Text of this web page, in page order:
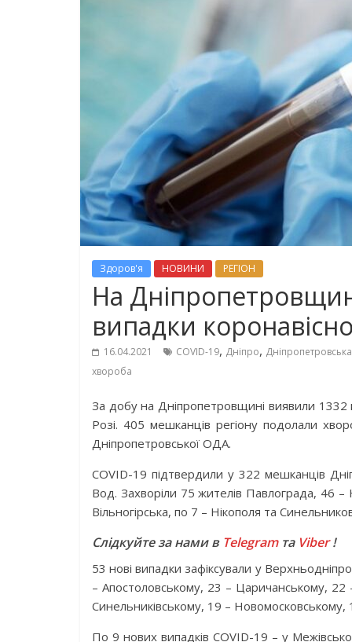
Здоров'я НОВИНИ РЕГІОН
На
випадки
16.04.2021 COVID-19, Дніпро,
хвороба
За добу на Дніпропетровщині виявили 1332
Розі. 405 мешканців регіону подолали
Дніпропетровської ОДА.
COVID-19 підтвердили у 322 мешканців
Вод. Захворіли 75 жителів Павлограда, 46
Вільногірська, по 7 – Нікополя та
Слідкуйте за нами в Telegramта Viber!
53 нові випадки зафіксували у
– Апостоловському, 23 – Царичанському, 22
Синельниківському, 19 –
По 9 нових випадків COVID-19 – у